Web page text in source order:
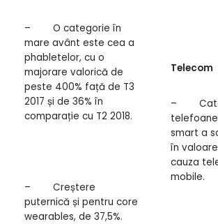
– O categorie în
mare avânt este cea a
phabletelor, cu o
majorare valorică de
peste 400% față de T3
2017 și de 36% în
comparație cu T2 2018.
– Creștere
puternică și pentru core
wearables, de 37,5%.
Telecom
–
smart a
în
cauza
mobile.